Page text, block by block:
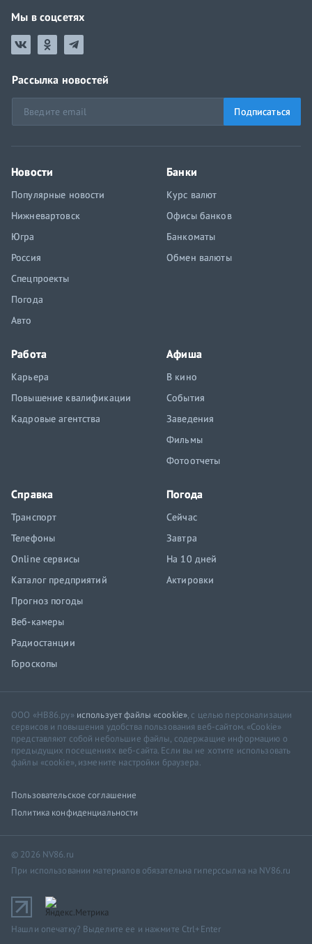
Мы в соцсетях
Рассылка новостей
Подписаться
Новости
Популярные новости
Нижневартовск
Югра
Россия
Спецпроекты
Погода
Авто
Банки
Курс валют
Офисы банков
Банкоматы
Обмен валюты
Работа
Карьера
Повышение квалификации
Кадровые агентства
Афиша
В кино
События
Заведения
Фильмы
Фотоотчеты
Справка
Транспорт
Телефоны
Online сервисы
Каталог предприятий
Прогноз погоды
Веб-камеры
Радиостанции
Гороскопы
Погода
Сейчас
Завтра
На 10 дней
Актировки
ООО «НВ86.ру» использует файлы «cookie», с целью персонализации
сервисов и повышения удобства пользования веб-сайтом. «Cookie»
представляют собой небольшие файлы, содержащие информацию о
предыдущих посещениях веб-сайта. Если вы не хотите использовать
файлы «cookie», измените настройки браузера.
Пользовательское соглашение
Политика конфиденциальности
© 2026 NV86.ru
При использовании материалов обязательна гиперссылка на NV86.ru
Нашли опечатку? Выделите ее и нажмите Ctrl+Enter